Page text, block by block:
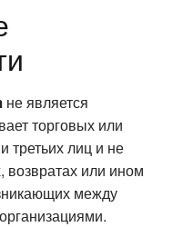
не является
торговых или
третьих лиц и не
возвратах или ином
между